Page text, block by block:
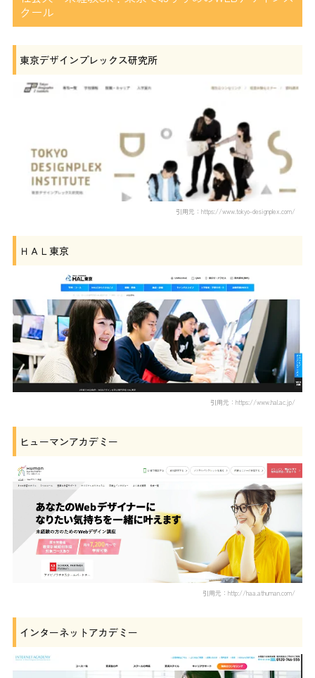
クール
東京デザインプレックス研究所
引用元：https://www.tokyo-designplex.com/
ＨＡＬ東京
引用元：https://www.hal.ac.jp/
ヒューマンアカデミー
引用元：http://haa.athuman.com/
インターネットアカデミー